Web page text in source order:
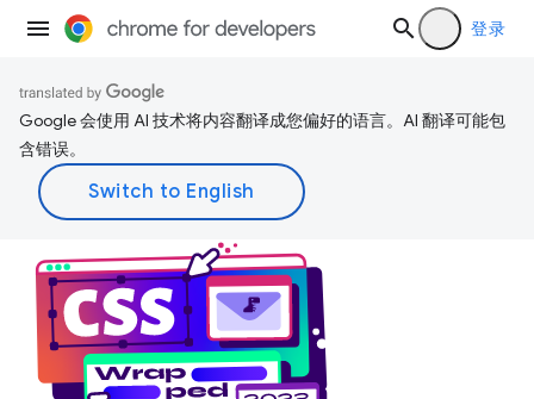
登录
Google 会使用 AI 技术将内容翻译成您偏好的语言。AI 翻译可能包
含错误。